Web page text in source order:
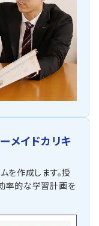
メイドカリキ
を作成します。授
率的な学習計画を